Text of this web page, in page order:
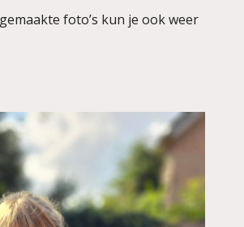
foto’s kun je ook weer